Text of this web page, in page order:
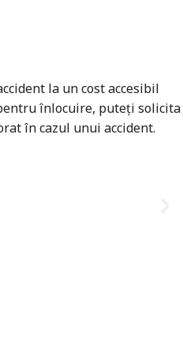
la un cost accesibil
înlocuire, puteți solicita
în cazul unui accident.